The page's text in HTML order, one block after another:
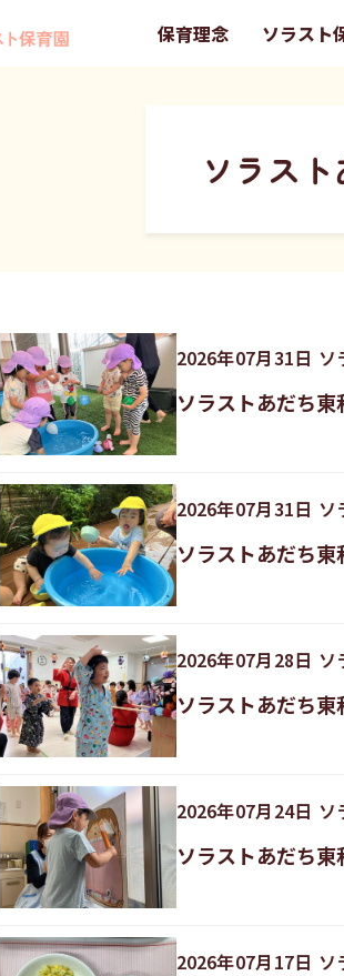
保育理念 ソラスト
ソラス
2026年07月31日 ソ
ソラストあだち
2026年07月31日 ソ
ソラストあだち
2026年07月28日 ソ
ソラストあだち
2026年07月24日 ソ
ソラストあだち東
2026年07月17日 ソ